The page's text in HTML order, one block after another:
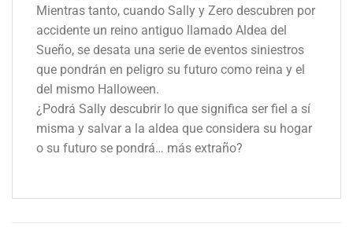
Mientras tanto, cuando Sally y Zero descubren por
accidente un reino antiguo llamado Aldea del
Sueño, se desata una serie de eventos siniestros
que pondrán en peligro su futuro como reina y el
del mismo Halloween.
¿Podrá Sally descubrir lo que significa ser fiel a sí
misma y salvar a la aldea que considera su hogar
o su futuro se pondrá… más extraño?